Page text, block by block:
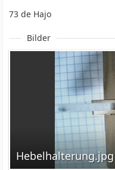
73 de Hajo
Bilder
Hebelhalterung.jpg